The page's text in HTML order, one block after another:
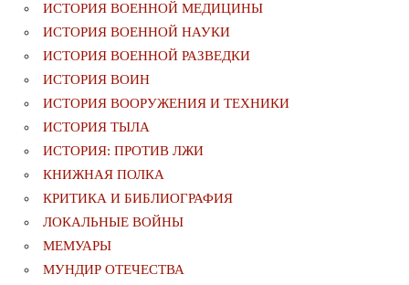
ИСТОРИЯ ВОЕННОЙ МЕДИЦИНЫ
ИСТОРИЯ ВОЕННОЙ НАУКИ
ИСТОРИЯ ВОЕННОЙ РАЗВЕДКИ
ИСТОРИЯ ВОИН
ИСТОРИЯ ВООРУЖЕНИЯ И ТЕХНИКИ
ИСТОРИЯ ТЫЛА
ИСТОРИЯ: ПРОТИВ ЛЖИ
КНИЖНАЯ ПОЛКА
КРИТИКА И БИБЛИОГРАФИЯ
ЛОКАЛЬНЫЕ ВОЙНЫ
МЕМУАРЫ
МУНДИР ОТЕЧЕСТВА